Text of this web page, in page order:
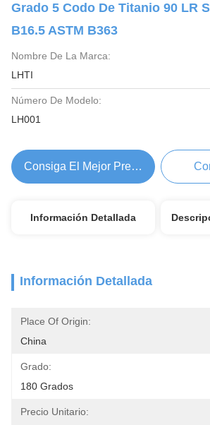
Grado 5 Codo De Titanio 90 LR
B16.5 ASTM B363
Nombre De La Marca:
LHTI
Número De Modelo:
LH001
Consiga El Mejor Precio
Información Detallada
Información Detallada
Place Of Origin:
China
Grado:
180 Grados
Precio Unitario: